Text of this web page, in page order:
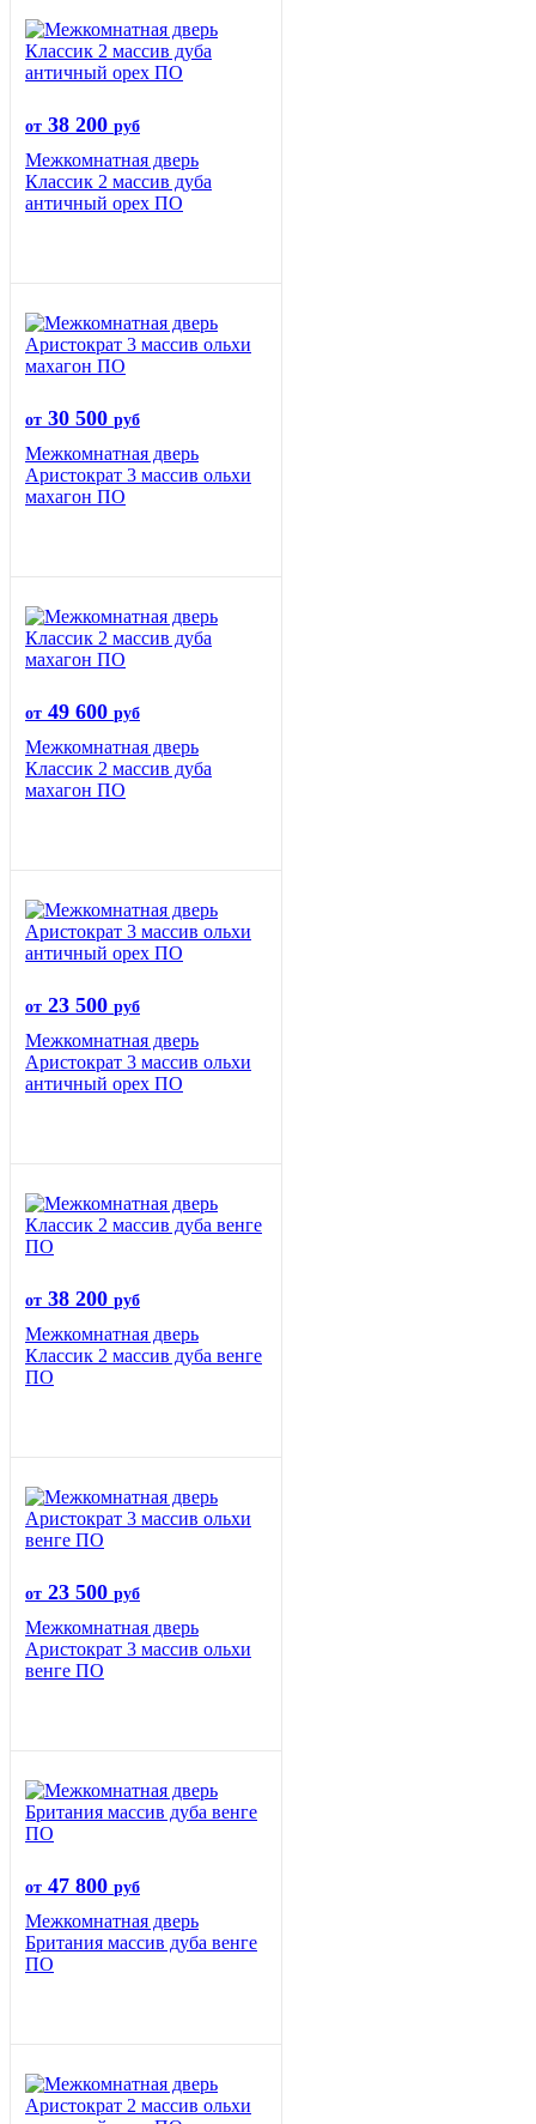
от 38 200 руб
Межкомнатная дверь
Классик 2 массив дуба
античный орех ПО
от 30 500 руб
Межкомнатная дверь
Аристократ 3 массив ольхи
махагон ПО
от 49 600 руб
Межкомнатная дверь
Классик 2 массив дуба
махагон ПО
от 23 500 руб
Межкомнатная дверь
Аристократ 3 массив ольхи
античный орех ПО
от 38 200 руб
Межкомнатная дверь
Классик 2 массив дуба венге
ПО
от 23 500 руб
Межкомнатная дверь
Аристократ 3 массив ольхи
венге ПО
от 47 800 руб
Межкомнатная дверь
Британия массив дуба венге
ПО